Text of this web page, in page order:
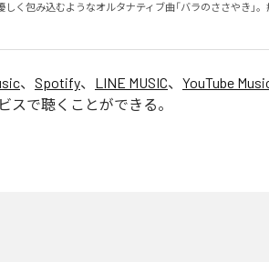
く包み込むようなオルタナティブ曲「バラのささやき」
、 Spotify、 LINE MUSIC、 YouTube
スで聴くことができる。